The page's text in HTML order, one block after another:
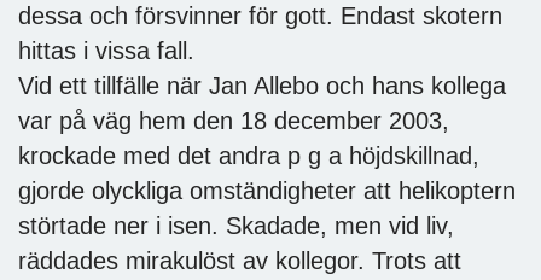
dessa och försvinner för gott. Endast skotern
hittas i vissa fall.
Vid ett tillfälle när Jan Allebo och hans kollega
var på väg hem den 18 december 2003,
krockade med det andra p g a höjdskillnad,
gjorde olyckliga omständigheter att helikoptern
störtade ner i isen. Skadade, men vid liv,
räddades mirakulöst av kollegor. Trots att